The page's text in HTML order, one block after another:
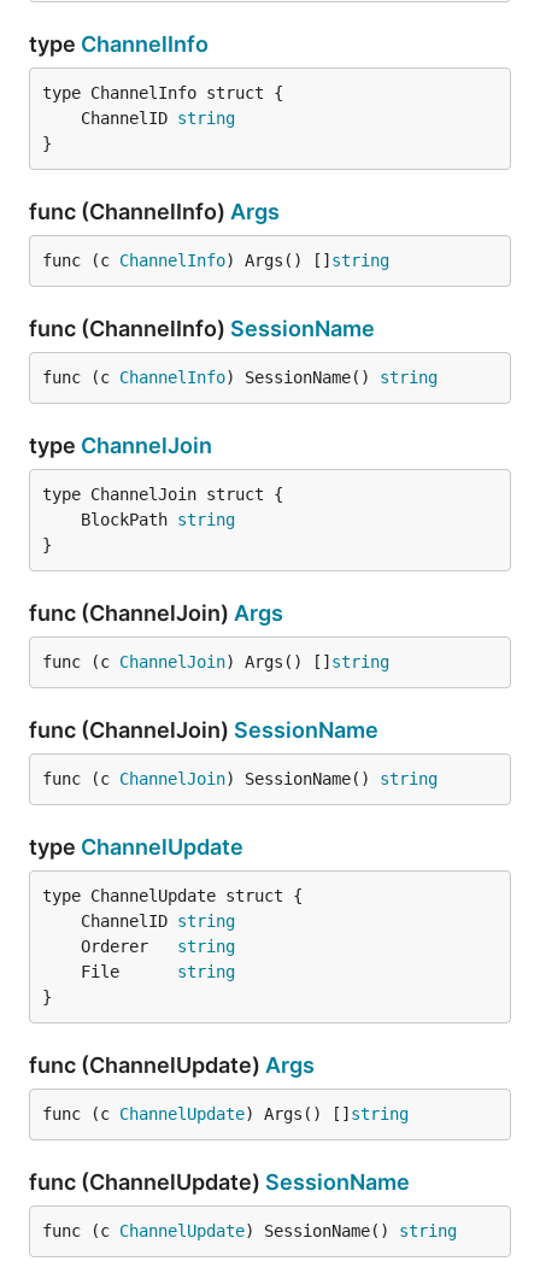
type ChannelInfo
	ChannelID
string
}
func (ChannelInfo) Args
func (c ChannelInfo) Args() [] string
func (ChannelInfo) SessionName
func (c ChannelInfo) SessionName() string
type ChannelJoin
	BlockPath
string
}
func (ChannelJoin) Args
func (c ChannelJoin) Args() [] string
func (ChannelJoin) SessionName
func (c ChannelJoin) SessionName() string
type ChannelUpdate
	ChannelID
string
	Orderer
string
	File
string
}
func (ChannelUpdate) Args
func (c ChannelUpdate) Args() [] string
func (ChannelUpdate) SessionName
func (c ChannelUpdate) SessionName() string